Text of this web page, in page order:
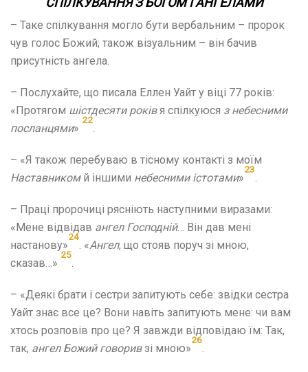
– Таке спілкування могло бути вербальним – пророк
чув голос Божий; також візуальним – він бачив
присутність ангела.
– Послухайте, що писала Еллен Уайт у віці 77 років:
«Протягом шістдесяти роківя спілкуюся з небесними
посланцями»
22
.
– «Я також перебуваю в тісному контакті з моїм
Наставникомй іншими небесними істотами»
23
.
– Праці пророчиці рясніють наступними виразами:
«Мене відвідав ангел Господній… Він дав мені
настанову»
24
. «Ангел, що стояв поруч зі мною,
сказав…»
25
.
– «Деякі брати і сестри запитують себе: звідки сестра
Уайт знає все це? Вони навіть запитують мене: чи вам
хтось розповів про це? Я завжди відповідаю їм: Так,
так, ангел Божий говоривзі мною»
26
.